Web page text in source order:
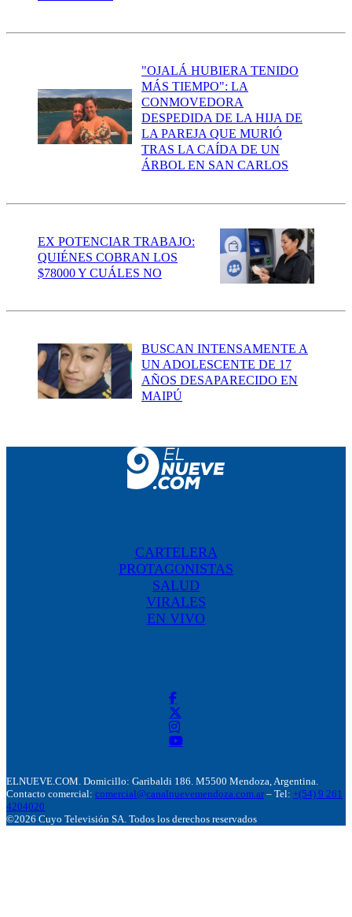
"OJALÁ HUBIERA TENIDO
MÁS TIEMPO": LA
CONMOVEDORA
DESPEDIDA DE LA HIJA DE
LA PAREJA QUE MURIÓ
TRAS LA CAÍDA DE UN
ÁRBOL EN SAN CARLOS
EX POTENCIAR TRABAJO:
QUIÉNES COBRAN LOS
$78000 Y CUÁLES NO
BUSCAN INTENSAMENTE A
UN ADOLESCENTE DE 17
AÑOS DESAPARECIDO EN
MAIPÚ
CARTELERA
PROTAGONISTAS
SALUD
VIRALES
EN VIVO
ELNUEVE.COM. Domicillo: Garibaldi 186. M5500 Mendoza, Argentina.
Contacto comercial: comercial@canalnuevemendoza.com.ar – Tel: +(54) 9 261
4204020
©2026 Cuyo Televisión SA. Todos los derechos reservados